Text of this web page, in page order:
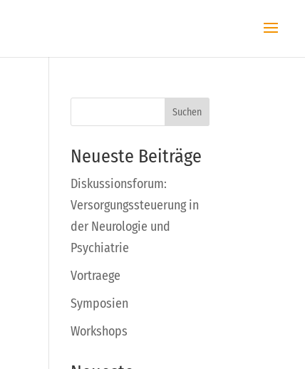
Suchen
Neueste Beiträge
Diskussionsforum:
Versorgungssteuerung in
der Neurologie und
Psychiatrie
Vortraege
Symposien
Workshops